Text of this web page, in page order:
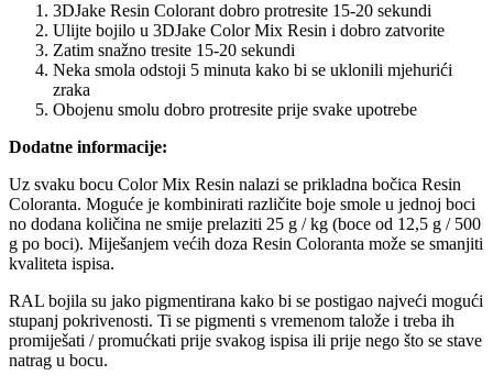
3DJake Resin Colorant dobro protresite 15-20 sekundi
Ulijte bojilo u 3DJake Color Mix Resin i dobro zatvorite
Zatim snažno tresite 15-20 sekundi
Neka smola odstoji 5 minuta kako bi se uklonili mjehurići
zraka
Obojenu smolu dobro protresite prije svake upotrebe
Dodatne informacije:
Uz svaku bocu Color Mix Resin nalazi se prikladna bočica Resin
Coloranta. Moguće je kombinirati različite boje smole u jednoj boci
no dodana količina ne smije prelaziti 25 g / kg (boce od 12,5 g / 500
g po boci). Miješanjem većih doza Resin Coloranta može se smanjiti
kvaliteta ispisa.
RAL bojila su jako pigmentirana kako bi se postigao najveći mogući
stupanj pokrivenosti. Ti se pigmenti s vremenom talože i treba ih
promiješati / promućkati prije svakog ispisa ili prije nego što se stave
natrag u bocu.